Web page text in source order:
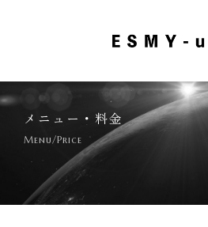
メニュー・料金
Menu/Price